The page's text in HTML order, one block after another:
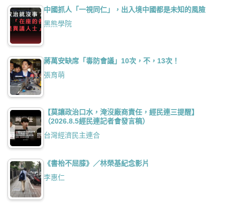
中國抓人「一視同仁」，出入境中國都是未知的風險
黑熊學院
蔣萬安缺席「毒防會議」10次，不，13次！
張育萌
【莫讓政治口水，淹沒廠商責任，經民連三提醒】
（2026.8.5經民連記者會發言稿）
台灣經濟民主連合
《書枱不屈膝》／林榮基紀念影片
李惠仁